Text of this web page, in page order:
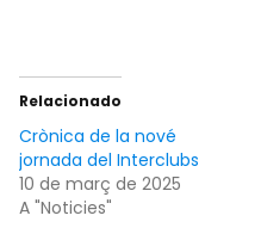
Relacionado
Crònica de la nové
jornada del Interclubs
10 de març de 2025
A "Noticies"